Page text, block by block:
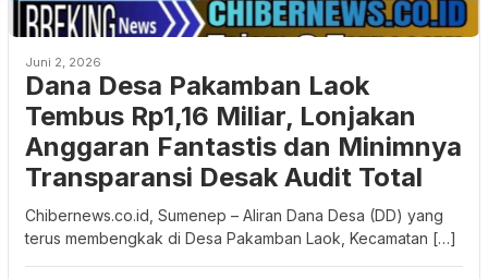
Juni 2, 2026
Dana Desa Pakamban Laok
Tembus Rp1,16 Miliar, Lonjakan
Anggaran Fantastis dan Minimnya
Transparansi Desak Audit Total
Chibernews.co.id, Sumenep – Aliran Dana Desa (DD) yang
terus membengkak di Desa Pakamban Laok, Kecamatan […]